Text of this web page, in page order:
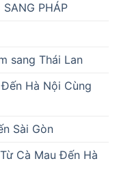
PHÁP
sang Thái Lan
Hà Nội Cùng
Sài Gòn
Cà Mau Đến Hà